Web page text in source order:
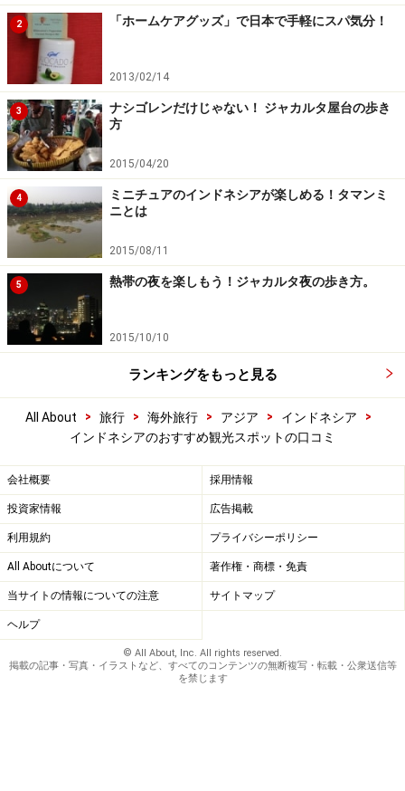
2 「ホームケアグッズ」で日本で手軽にスパ気分！
2013/02/14
3
ナシゴレンだけじゃない！ ジャカルタ屋台の歩き
方
2015/04/20
4
ミニチュアのインドネシアが楽しめる！タマンミ
ニとは
2015/08/11
5 熱帯の夜を楽しもう！ジャカルタ夜の歩き方。
2015/10/10
ランキングをもっと見る
All About > 旅行 > 海外旅行 > アジア > インドネシア
>
インドネシアのおすすめ観光スポットの口コミ
会社概要 採用情報
投資家情報 広告掲載
利用規約 プライバシーポリシー
All Aboutについて 著作権・商標・免責
当サイトの情報についての注意 サイトマップ
ヘルプ
© All About, Inc. All rights reserved.
掲載の記事・写真・イラストなど、すべてのコンテンツの無断複写・転載・公衆送信等
を禁じます